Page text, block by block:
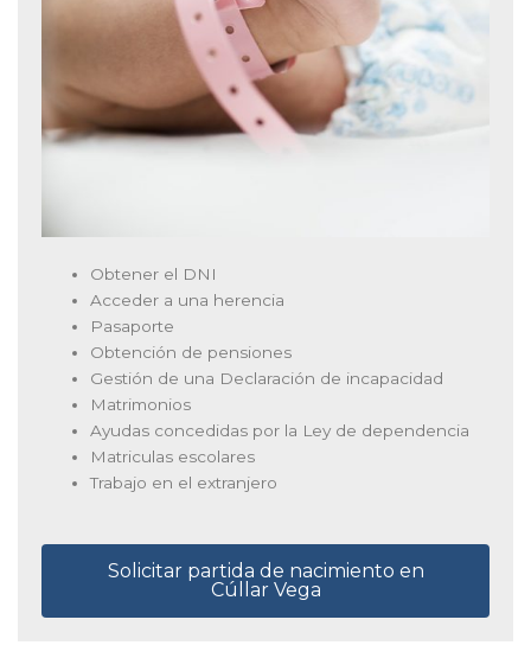
Obtener el DNI
Acceder a una herencia
Pasaporte
Obtención de pensiones
Gestión de una Declaración de incapacidad
Matrimonios
Ayudas concedidas por la Ley de dependencia
Matriculas escolares
Trabajo en el extranjero
Solicitar partida de nacimiento en
Cúllar Vega